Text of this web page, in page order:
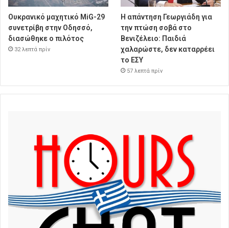
Oυκρανικό μαχητικό MiG-29
συνετρίβη στην Οδησσό,
διασώθηκε ο πιλότος
32 λεπτά πρίν
Η απάντηση Γεωργιάδη για
την πτώση σοβά στο
Βενιζέλειο: Παιδιά
χαλαρώστε, δεν καταρρέει
το ΕΣΥ
57 λεπτά πρίν